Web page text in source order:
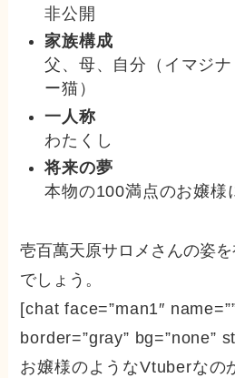
非公開
家族構成
父、母、自分（イマジ
ー猫）
一人称
わたくし
将来の夢
本物の100満点のお嬢様
壱百萬天原サロメさんの姿
でしょう。
[chat face=”man1″
border=”gray” bg=”none”
お嬢様のようなVtuberなの